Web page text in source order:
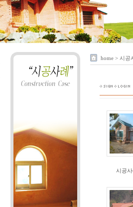
home > 시공
시공